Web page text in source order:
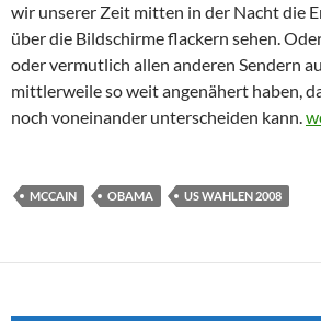
wir unserer Zeit mitten in der Nacht die
über die Bildschirme flackern sehen.
oder vermutlich allen anderen Sendern
mittlerweile so weit angenähert haben,
noch voneinander unterscheiden kann.
MCCAIN OBAMA US WAHLEN 2008